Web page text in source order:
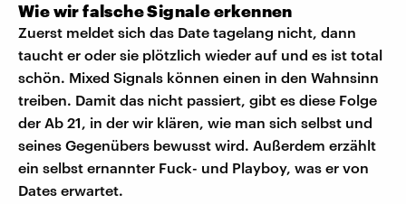
Wie wir falsche Signale erkennen
Zuerst meldet sich das Date tagelang nicht, dann
taucht er oder sie plötzlich wieder auf und es ist total
schön. Mixed Signals können einen in den Wahnsinn
treiben. Damit das nicht passiert, gibt es diese Folge
der Ab 21, in der wir klären, wie man sich selbst und
seines Gegenübers bewusst wird. Außerdem erzählt
ein selbst ernannter Fuck- und Playboy, was er von
Dates erwartet.